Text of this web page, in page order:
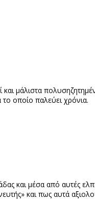
μάλιστα
οποίο παλεύει χρόνια.
και μέσα από αυτές
και πως αυτά